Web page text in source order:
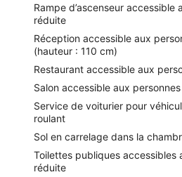
Rampe d’ascenseur accessible
réduite
Réception accessible aux
(hauteur : 110 cm)
Restaurant accessible aux
Salon accessible aux
Service de voiturier pour
roulant
Sol en carrelage dans la
Toilettes publiques accessibles
réduite